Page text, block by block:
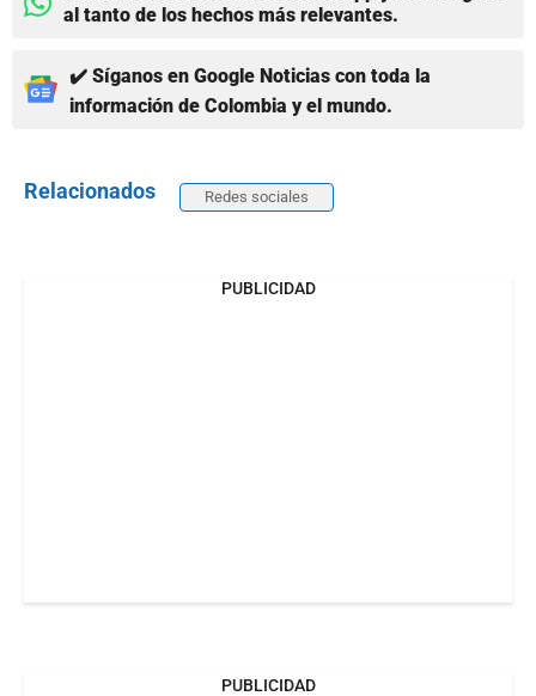
al tanto de los hechos más relevantes.
✔️ Síganos en Google Noticias con toda la
información de Colombia y el mundo.
Relacionados Redes sociales
PUBLICIDAD
PUBLICIDAD